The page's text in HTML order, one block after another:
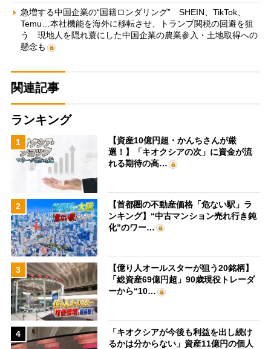
急増する中国企業の“国籍ロンダリング” SHEIN、TikTok、
Temu…本社機能を海外に移転させ、トランプ関税の回避を狙
う 現地人を隠れ蓑にした中国企業の農業参入・土地取得への
懸念も
関連記事
ランキング
1
【資産10億円超・かんちさんが厳
選！】「キオクシアの次」に資金が流
れる期待の高…
2
【首都圏の不動産価格「危ない駅」ラ
ンキング】“中古マンション売れ行き鈍
化”のワー…
3
【億り人オールスターが狙う20銘柄】
「総資産69億円超」90歳現役トレーダ
ーから“10…
4
「キオクシアが今後も利益を出し続け
るかは分からない」資産11億円の個人